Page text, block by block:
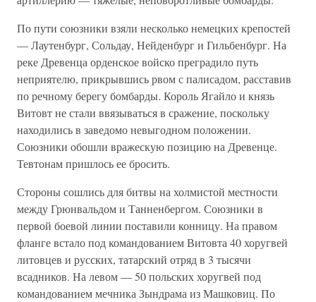
По пути союзники взяли несколько немецких крепостей
— Лаутенбург, Сольдау, Нейденбург и Гильбенбург. На
реке Древенца орденское войско преградило путь
неприятелю, прикрывшись рвом с палисадом, расставив
по речному берегу бомбарды. Король Ягайло и князь
Витовт не стали ввязываться в сражение, поскольку
находились в заведомо невыгодном положении.
Союзники обошли вражескую позицию на Древенце.
Тевтонам пришлось ее бросить.
Стороны сошлись для битвы на холмистой местности
между Грюнвальдом и Танненбергом. Союзники в
первой боевой линии поставили конницу. На правом
фланге встало под командованием Витовта 40 хоругвей
литовцев и русских, татарский отряд в 3 тысячи
всадников. На левом — 50 польских хоругвей под
командованием мечника Зындрама из Машковиц. По